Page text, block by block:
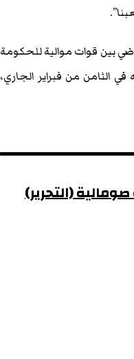
بين قوات موالية للحكومة
الثامن من فبراير الجاري،
(التحرير)